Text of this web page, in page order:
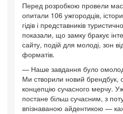
Перед розробкою провели
опитали 106 ужгородців,
гідів і представників
показали, що замку бракує
сайту, подій для молоді, зон
форматів.
— Наше завдання було
Ми створили новий брендбук,
концепцію сучасного мерчу.
постане більш сучасним, з
впізнаваною айдентикою —